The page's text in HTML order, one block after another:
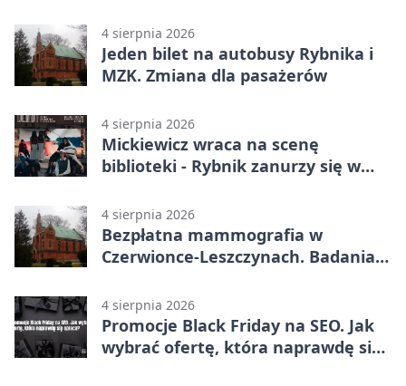
4 sierpnia 2026
Jeden bilet na autobusy Rybnika i
MZK. Zmiana dla pasażerów
4 sierpnia 2026
Mickiewicz wraca na scenę
biblioteki - Rybnik zanurzy się w
4 sierpnia 2026
Bezpłatna mammografia w
Czerwionce-Leszczynach. Badania
4 sierpnia 2026
Promocje Black Friday na SEO. Jak
wybrać ofertę, która naprawdę się